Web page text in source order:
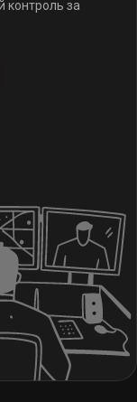
контроль за